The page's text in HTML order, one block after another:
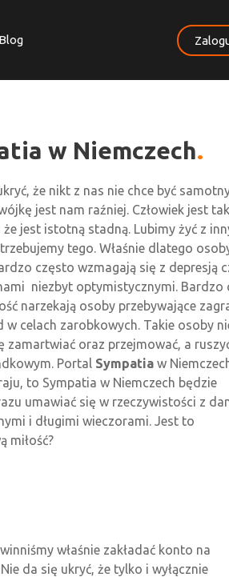
Blog
w Niemczech
że nikt z nas nie chce być
jest nam raźniej. Człowiek jest tak
jest istotną stadną. Lubimy żyć z
tego. Właśnie dlatego
często wzmagają się z depresją
niezbyt optymistycznymi. Bardzo
narzekają osoby przebywające
w celach zarobkowych. Takie osoby
zamartwiać oraz przejmować, a
Portal Sympatia w
to Sympatia w Niemczech będzie
umawiać się w rzeczywistości z
i długimi wieczorami. Jest to
miłość?
właśnie zakładać konto na
da się ukryć, że tylko i wyłącznie